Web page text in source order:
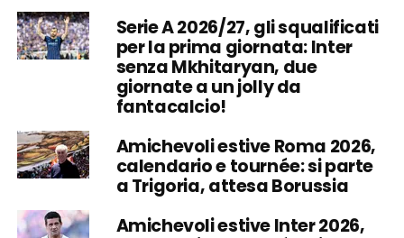
Serie A 2026/27, gli squalificati
per la prima giornata: Inter
senza Mkhitaryan, due
giornate a un jolly da
fantacalcio!
Amichevoli estive Roma 2026,
calendario e tournée: si parte
a Trigoria, attesa Borussia
Amichevoli estive Inter 2026,